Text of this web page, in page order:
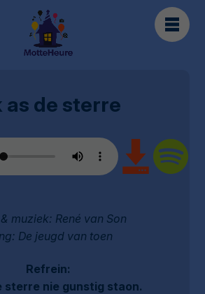
as de sterre
muziek: René van Son
De jeugd van toen
Refrein:
sterre nie gunstig staon.